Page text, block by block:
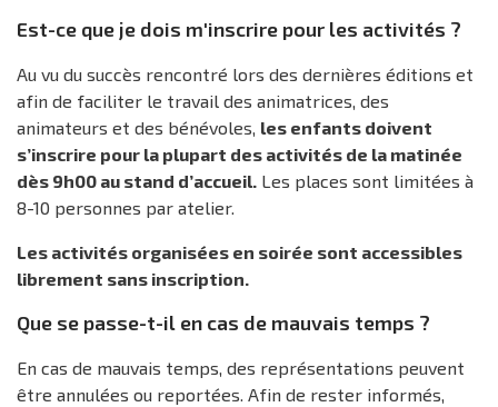
Est-ce que je dois m'inscrire pour les activités ?
Au vu du succès rencontré lors des dernières éditions et
afin de faciliter le travail des animatrices, des
animateurs et des bénévoles, les enfants doivent
s’inscrire pour la plupart des activités de la matinée
dès 9h00 au stand d’accueil. Les places sont limitées à
8-10 personnes par atelier.
Les activités organisées en soirée sont accessibles
librement sans inscription.
Que se passe-t-il en cas de mauvais temps ?
En cas de mauvais temps, des représentations peuvent
être annulées ou reportées. Afin de rester informés,